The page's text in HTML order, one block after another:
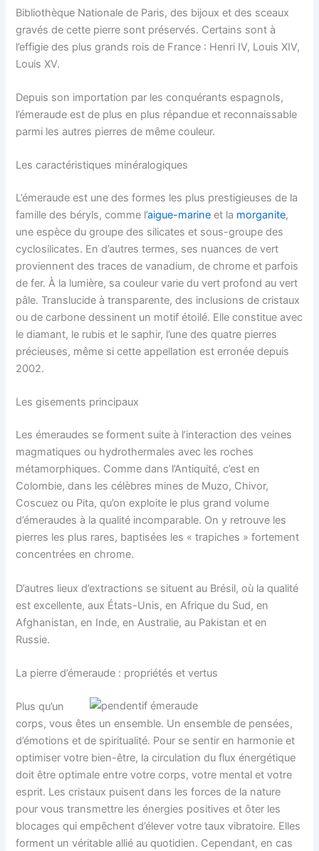
Bibliothèque Nationale de Paris, des bijoux et des sceaux
gravés de cette pierre sont préservés. Certains sont à
l’effigie des plus grands rois de France : Henri IV, Louis XIV,
Louis XV.
Depuis son importation par les conquérants espagnols,
l’émeraude est de plus en plus répandue et reconnaissable
parmi les autres pierres de même couleur.
Les caractéristiques minéralogiques
L’émeraude est une des formes les plus prestigieuses de la
famille des béryls, comme l’aigue-marine et la morganite,
une espèce du groupe des silicates et sous-groupe des
cyclosilicates. En d’autres termes, ses nuances de vert
proviennent des traces de vanadium, de chrome et parfois
de fer. À la lumière, sa couleur varie du vert profond au vert
pâle. Translucide à transparente, des inclusions de cristaux
ou de carbone dessinent un motif étoilé. Elle constitue avec
le diamant, le rubis et le saphir, l’une des quatre pierres
précieuses, même si cette appellation est erronée depuis
2002.
Les gisements principaux
Les émeraudes se forment suite à l’interaction des veines
magmatiques ou hydrothermales avec les roches
métamorphiques. Comme dans l’Antiquité, c’est en
Colombie, dans les célèbres mines de Muzo, Chivor,
Coscuez ou Pita, qu’on exploite le plus grand volume
d’émeraudes à la qualité incomparable. On y retrouve les
pierres les plus rares, baptisées les « trapiches » fortement
concentrées en chrome.
D’autres lieux d’extractions se situent au Brésil, où la qualité
est excellente, aux États-Unis, en Afrique du Sud, en
Afghanistan, en Inde, en Australie, au Pakistan et en
Russie.
La pierre d’émeraude : propriétés et vertus
Plus qu’un
corps, vous êtes un ensemble. Un ensemble de pensées,
d’émotions et de spiritualité. Pour se sentir en harmonie et
optimiser votre bien-être, la circulation du flux énergétique
doit être optimale entre votre corps, votre mental et votre
esprit. Les cristaux puisent dans les forces de la nature
pour vous transmettre les énergies positives et ôter les
blocages qui empêchent d’élever votre taux vibratoire. Elles
forment un véritable allié au quotidien. Cependant, en cas